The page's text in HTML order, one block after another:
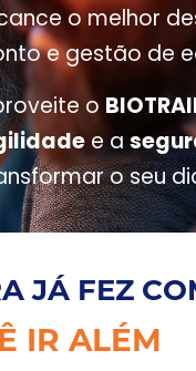
o melhor
e gestão de
o
e a
o seu
JÁ FEZ
IR ALÉM